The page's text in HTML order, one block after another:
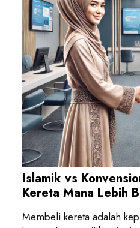
Islamik vs
Kereta Mana Lebih
Membeli kereta adalah